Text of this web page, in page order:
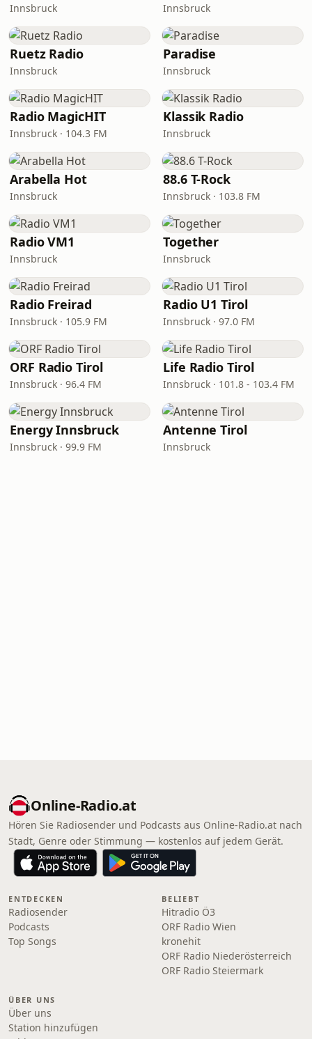
Innsbruck Innsbruck
Ruetz Radio
Innsbruck
Paradise
Innsbruck
Radio MagicHIT
Innsbruck · 104.3 FM
Klassik Radio
Innsbruck
Arabella Hot
Innsbruck
88.6 T-Rock
Innsbruck · 103.8 FM
Radio VM1
Innsbruck
Together
Innsbruck
Radio Freirad
Innsbruck · 105.9 FM
Radio U1 Tirol
Innsbruck · 97.0 FM
ORF Radio Tirol
Innsbruck · 96.4 FM
Life Radio Tirol
Innsbruck · 101.8 - 103.4 FM
Energy Innsbruck
Innsbruck · 99.9 FM
Antenne Tirol
Innsbruck
Online‑Radio.at
Hören Sie Radiosender und Podcasts aus Online‑Radio.at nach
Stadt, Genre oder Stimmung — kostenlos auf jedem Gerät.
ENTDECKEN
Radiosender
Podcasts
Top Songs
BELIEBT
Hitradio Ö3
ORF Radio Wien
kronehit
ORF Radio Niederösterreich
ORF Radio Steiermark
ÜBER UNS
Über uns
Station hinzufügen